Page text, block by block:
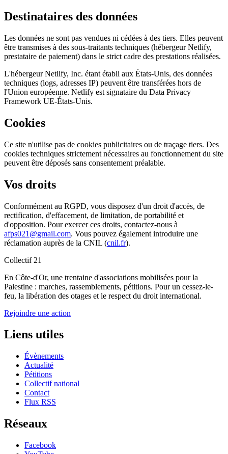
Destinataires des données
Les données ne sont pas vendues ni cédées à des tiers. Elles peuvent
être transmises à des sous-traitants techniques (hébergeur Netlify,
prestataire de paiement) dans le strict cadre des prestations réalisées.
L'hébergeur Netlify, Inc. étant établi aux États-Unis, des données
techniques (logs, adresses IP) peuvent être transférées hors de
l'Union européenne. Netlify est signataire du Data Privacy
Framework UE-États-Unis.
Cookies
Ce site n'utilise pas de cookies publicitaires ou de traçage tiers. Des
cookies techniques strictement nécessaires au fonctionnement du site
peuvent être déposés sans consentement préalable.
Vos droits
Conformément au RGPD, vous disposez d'un droit d'accès, de
rectification, d'effacement, de limitation, de portabilité et
d'opposition. Pour exercer ces droits, contactez-nous à
afps021@gmail.com. Vous pouvez également introduire une
réclamation auprès de la CNIL (cnil.fr).
Collectif 21
En Côte-d'Or, une trentaine d'associations mobilisées pour la
Palestine : marches, rassemblements, pétitions. Pour un cessez-le-
feu, la libération des otages et le respect du droit international.
Rejoindre une action
Liens utiles
Évènements
Actualité
Pétitions
Collectif national
Contact
Flux RSS
Réseaux
Facebook